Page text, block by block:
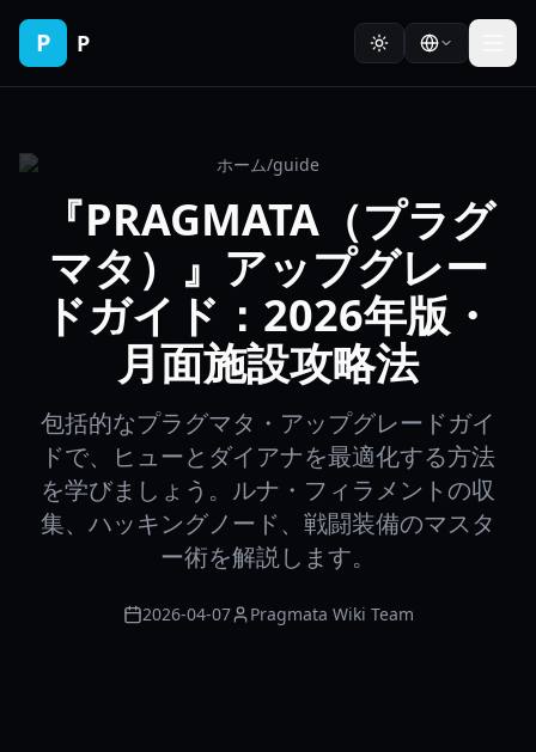
P P
ホーム/guide
『PRAGMATA（プラグ
マタ）』アップグレー
ドガイド：2026年版・
月面施設攻略法
包括的なプラグマタ・アップグレードガイ
ドで、ヒューとダイアナを最適化する方法
を学びましょう。ルナ・フィラメントの収
集、ハッキングノード、戦闘装備のマスタ
ー術を解説します。
2026-04-07 Pragmata Wiki Team